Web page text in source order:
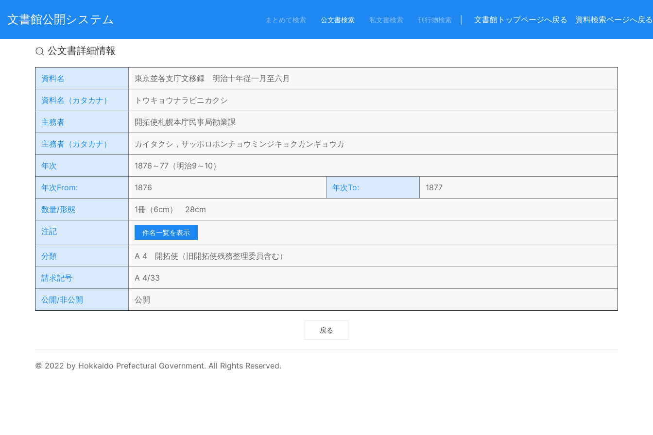
文書館公開システム まとめて検索 公文書検索 私文書検索 刊行物検索 文書館トップページへ戻る 資料検索ページへ戻る
公文書詳細情報
資料名 東京並各支庁文移録 明治十年従一月至六月
資料名（カタカナ） トウキョウナラビニカクシ
主務者 開拓使札幌本庁民事局勧業課
主務者（カタカナ） カイタクシ，サッポロホンチョウミンジキョクカンギョウカ
年次 1876～77（明治9～10）
年次From: 1876 年次To: 1877
数量/形態 1冊（6cm） 28cm
注記 件名一覧を表示
分類 A 4 開拓使（旧開拓使残務整理委員含む）
請求記号 A 4/33
公開/非公開 公開
戻る
© 2022 by Hokkaido Prefectural Government. All Rights Reserved.